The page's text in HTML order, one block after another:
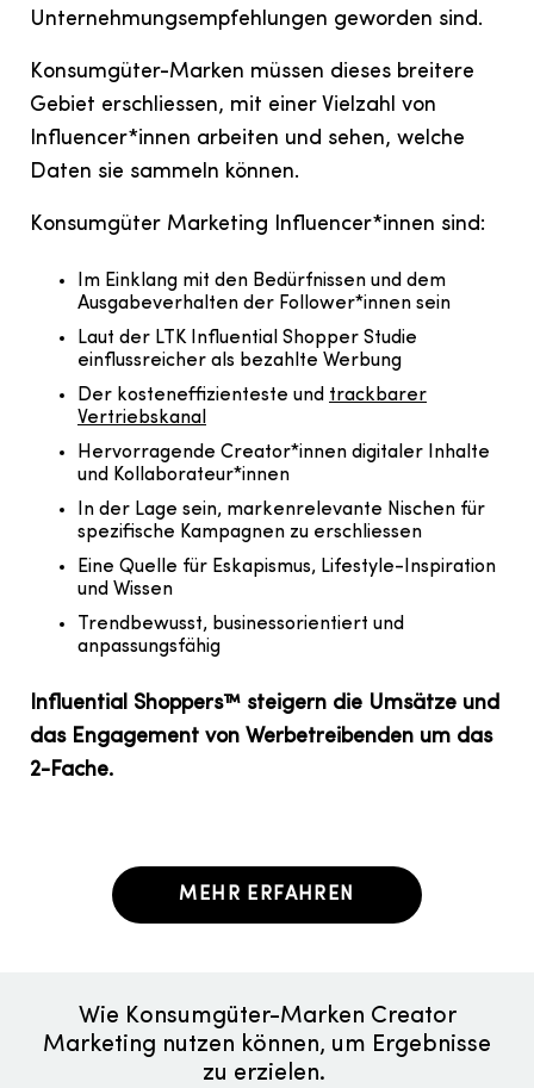
Unternehmungsempfehlungen geworden sind.
Konsumgüter-Marken müssen dieses breitere
Gebiet erschliessen, mit einer Vielzahl von
Influencer*innen arbeiten und sehen, welche
Daten sie sammeln können.
Konsumgüter Marketing Influencer*innen sind:
Im Einklang mit den Bedürfnissen und dem
Ausgabeverhalten der Follower*innen sein
Laut der LTK Influential Shopper Studie
einflussreicher als bezahlte Werbung
Der kosteneffizienteste und trackbarer
Vertriebskanal
Hervorragende Creator*innen digitaler Inhalte
und Kollaborateur*innen
In der Lage sein, markenrelevante Nischen für
spezifische Kampagnen zu erschliessen
Eine Quelle für Eskapismus, Lifestyle-Inspiration
und Wissen
Trendbewusst, businessorientiert und
anpassungsfähig
Influential Shoppers™ steigern die Umsätze und
das Engagement von Werbetreibenden um das
2-Fache.
MEHR ERFAHREN
Wie Konsumgüter-Marken Creator
Marketing nutzen können, um Ergebnisse
zu erzielen.